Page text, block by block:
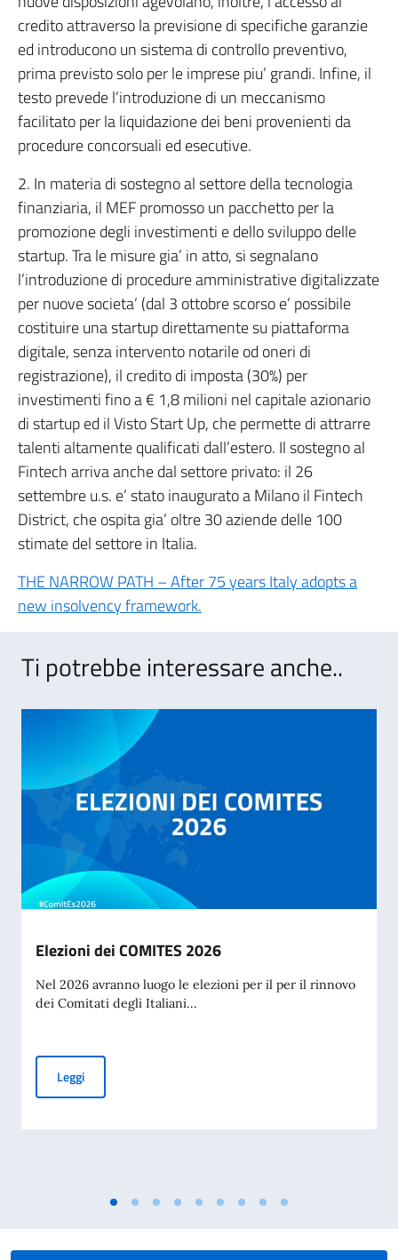
credito attraverso la previsione di specifiche garanzie
ed introducono un sistema di controllo preventivo,
prima previsto solo per le imprese piu’ grandi. Infine, il
testo prevede l’introduzione di un meccanismo
facilitato per la liquidazione dei beni provenienti da
procedure concorsuali ed esecutive.
2. In materia di sostegno al settore della tecnologia
finanziaria, il MEF promosso un pacchetto per la
promozione degli investimenti e dello sviluppo delle
startup. Tra le misure gia’ in atto, si segnalano
l’introduzione di procedure amministrative digitalizzate
per nuove societa’ (dal 3 ottobre scorso e’ possibile
costituire una startup direttamente su piattaforma
digitale, senza intervento notarile od oneri di
registrazione), il credito di imposta (30%) per
investimenti fino a € 1,8 milioni nel capitale azionario
di startup ed il Visto Start Up, che permette di attrarre
talenti altamente qualificati dall’estero. Il sostegno al
Fintech arriva anche dal settore privato: il 26
settembre u.s. e’ stato inaugurato a Milano il Fintech
District, che ospita gia’ oltre 30 aziende delle 100
stimate del settore in Italia.
THE NARROW PATH – After 75 years Italy adopts a
new insolvency framework.
Ti potrebbe interessare anche..
Elezioni dei COMITES 2026
Nel 2026 avranno luogo le elezioni per il per il rinnovo
dei Comitati degli Italiani...
LeggiElezioni dei COMITES 2026